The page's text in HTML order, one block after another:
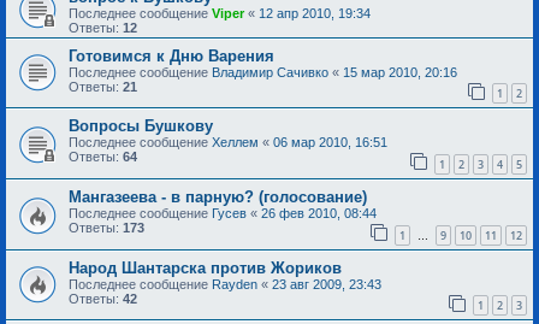
Последнее сообщение Viper« 12 апр 2010, 19:34
Ответы: 12
Готовимся к Дню Варения
Последнее сообщение Владимир Сачивко « 15 мар 2010, 20:16
Ответы: 21 1 2
Вопросы Бушкову
Последнее сообщение Хеллем « 06 мар 2010, 16:51
Ответы: 64 1 2 3 4 5
Мангазеева - в парную? (голосование)
Последнее сообщение Гусев « 26 фев 2010, 08:44
Ответы: 173 1 … 9 10 11 12
Народ Шантарска против Жориков
Последнее сообщение Rayden « 23 авг 2009, 23:43
Ответы: 42 1 2 3